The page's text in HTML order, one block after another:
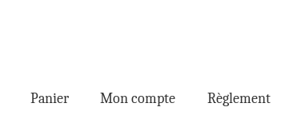
Panier Mon compte Règlement